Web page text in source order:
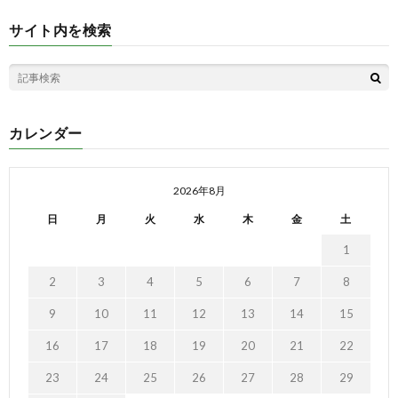
サイト内を検索
カレンダー
2026年8月
日 月 火 水 木 金 土
1
2 3 4 5 6 7 8
9 10 11 12 13 14 15
16 17 18 19 20 21 22
23 24 25 26 27 28 29